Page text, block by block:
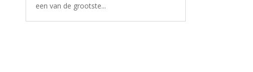
een van de grootste...